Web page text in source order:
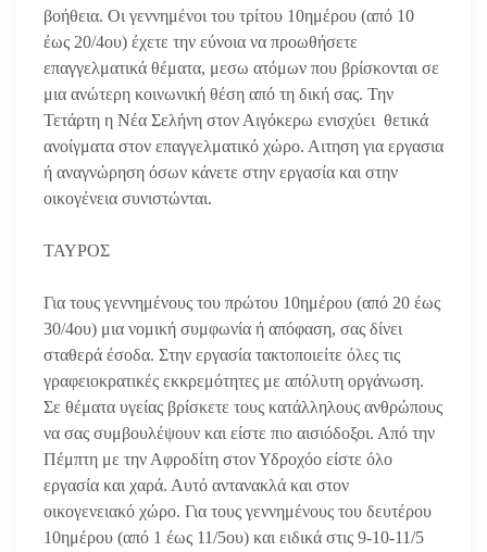
βοήθεια. Οι γεννημένοι του τρίτου 10ημέρου (από 10
έως 20/4ου) έχετε την εύνοια να προωθήσετε
επαγγελματικά θέματα, μεσω ατόμων που βρίσκονται σε
μια ανώτερη κοινωνική θέση από τη δική σας. Την
Τετάρτη η Νέα Σελήνη στον Αιγόκερω ενισχύει θετικά
ανοίγματα στον επαγγελματικό χώρο. Αιτηση για εργασια
ή αναγνώρηση όσων κάνετε στην εργασία και στην
οικογένεια συνιστώνται.
ΤΑΥΡΟΣ
Για τους γεννημένους του πρώτου 10ημέρου (από 20 έως
30/4ου) μια νομική συμφωνία ή απόφαση, σας δίνει
σταθερά έσοδα. Στην εργασία τακτοποιείτε όλες τις
γραφειοκρατικές εκκρεμότητες με απόλυτη οργάνωση.
Σε θέματα υγείας βρίσκετε τους κατάλληλους ανθρώπους
να σας συμβουλέψουν και είστε πιο αισιόδοξοι. Από την
Πέμπτη με την Αφροδίτη στον Υδροχόο είστε όλο
εργασία και χαρά. Αυτό αντανακλά και στον
οικογενειακό χώρο. Για τους γεννημένους του δευτέρου
10ημέρου (από 1 έως 11/5ου) και ειδικά στις 9-10-11/5